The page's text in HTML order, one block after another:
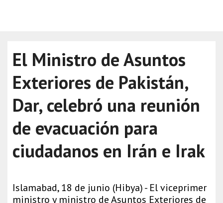
El Ministro de Asuntos
Exteriores de Pakistán,
Dar, celebró una reunión
de evacuación para
ciudadanos en Irán e Irak
Islamabad, 18 de junio (Hibya) - El viceprimer
ministro y ministro de Asuntos Exteriores de